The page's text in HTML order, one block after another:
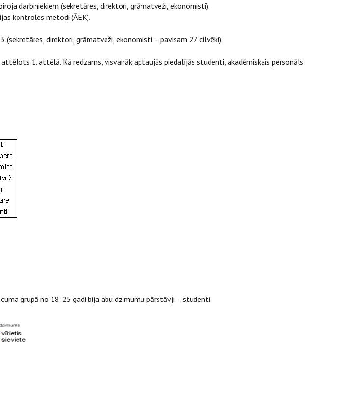
darbiniekiem (sekretāres, direktori, grāmatveži, ekonomisti).
kontroles metodi (ĀEK).
direktori, grāmatveži, ekonomisti – pavisam 27 cilvēki).
1. attēlā. Kā redzams, visvairāk aptaujās piedalījās studenti, akadēmiskais personāls
grupā no 18-25 gadi bija abu dzimumu pārstāvji – studenti.